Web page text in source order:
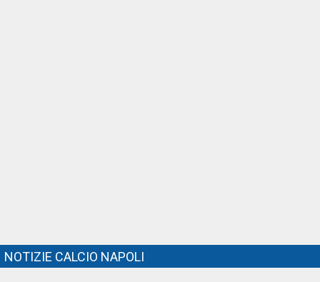
NOTIZIE CALCIO NAPOLI